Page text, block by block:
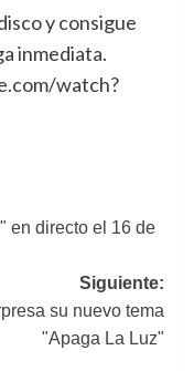
y consigue
inmediata.
watch?
en directo el 16 de
Siguiente:
su nuevo tema
"Apaga La Luz"